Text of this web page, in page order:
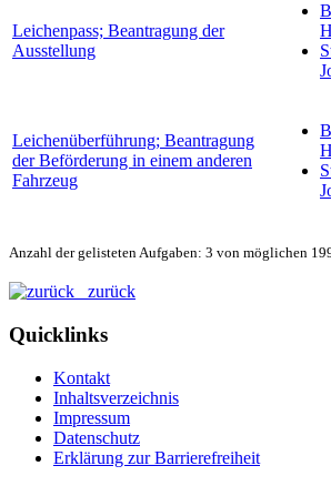
Leichenpass; Beantragung der
Ausstellung
Leichenüberführung; Beantragung
der Beförderung in einem anderen
Fahrzeug
Anzahl der gelisteten Aufgaben: 3 von möglichen
zurück
Quicklinks
Kontakt
Inhaltsverzeichnis
Impressum
Datenschutz
Erklärung zur Barrierefreiheit